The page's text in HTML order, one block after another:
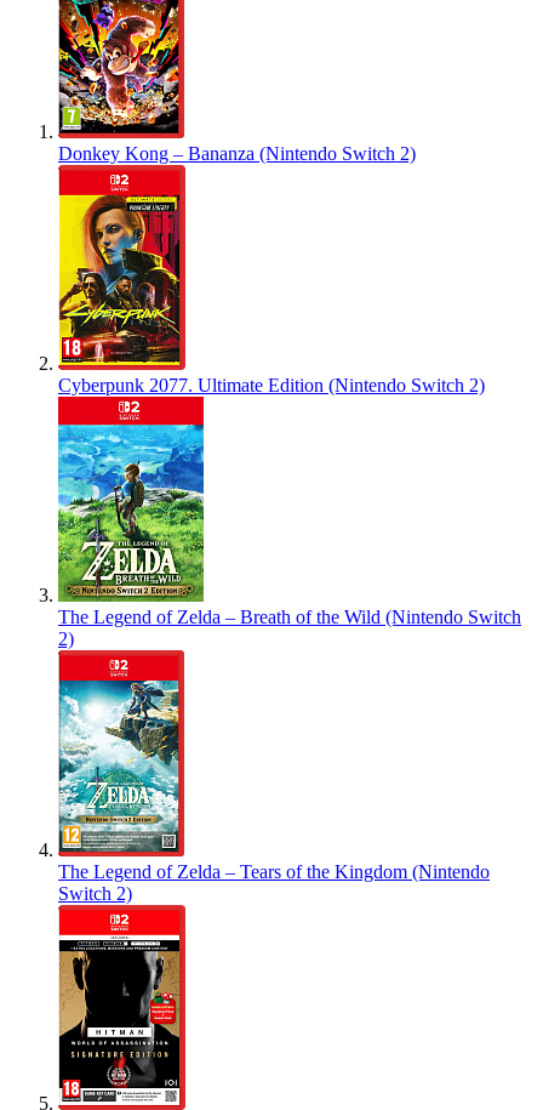
Donkey Kong – Bananza (Nintendo Switch 2)
Cyberpunk 2077. Ultimate Edition (Nintendo Switch 2)
The Legend of Zelda – Breath of the Wild (Nintendo Switch
2)
The Legend of Zelda – Tears of the Kingdom (Nintendo
Switch 2)